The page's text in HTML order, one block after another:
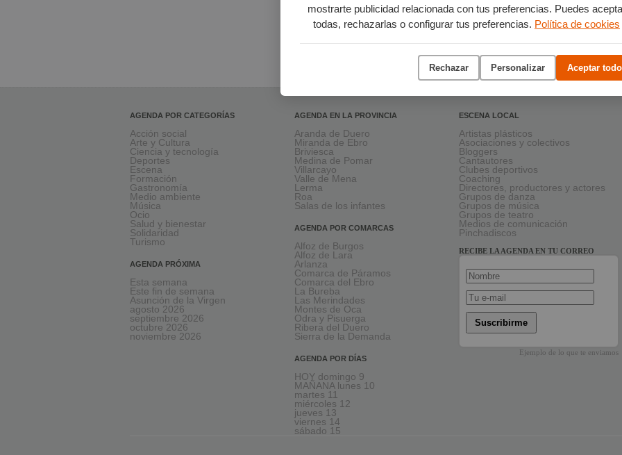
mostrarte publicidad relacionada con tus preferencias. Puedes
todas, rechazarlas o configurar tus preferencias. Política de cookies
Rechazar Personalizar Aceptar todo
AGENDA POR CATEGORÍAS
Acción social
Arte y Cultura
Ciencia y tecnología
Deportes
Escena
Formación
Gastronomía
Medio ambiente
Música
Ocio
Salud y bienestar
Solidaridad
Turismo
AGENDA PRÓXIMA
Esta semana
Este fin de semana
Asunción de la Virgen
agosto 2026
septiembre 2026
octubre 2026
noviembre 2026
AGENDA EN LA PROVINCIA
Aranda de Duero
Miranda de Ebro
Briviesca
Medina de Pomar
Villarcayo
Valle de Mena
Lerma
Roa
Salas de los infantes
AGENDA POR COMARCAS
Alfoz de Burgos
Alfoz de Lara
Arlanza
Comarca de Páramos
Comarca del Ebro
La Bureba
Las Merindades
Montes de Oca
Odra y Pisuerga
Ribera del Duero
Sierra de la Demanda
AGENDA POR DÍAS
HOY domingo 9
MAÑANA lunes 10
martes 11
miércoles 12
jueves 13
viernes 14
sábado 15
ESCENA LOCAL
Artistas plásticos
Asociaciones y colectivos
Bloggers
Cantautores
Clubes deportivos
Coaching
Directores, productores y actores
Grupos de danza
Grupos de música
Grupos de teatro
Medios de comunicación
Pinchadiscos
RECIBE LA AGENDA EN TU CORREO
Suscribirme
Ejemplo de lo que te enviamos